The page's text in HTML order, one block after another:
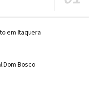
em Itaquera
Dom Bosco